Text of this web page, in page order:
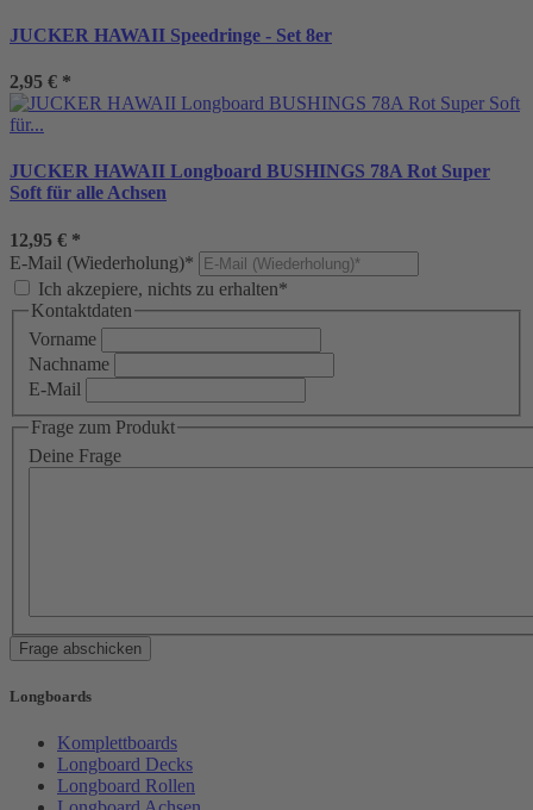
JUCKER HAWAII Speedringe - Set 8er
2,95 € *
JUCKER HAWAII Longboard BUSHINGS 78A Rot Super
Soft für alle Achsen
12,95 € *
E-Mail (Wiederholung)*
Ich akzepiere, nichts zu erhalten*
Kontaktdaten
Vorname
Nachname
E-Mail
Frage zum Produkt
Deine Frage
Frage abschicken
Longboards
Komplettboards
Longboard Decks
Longboard Rollen